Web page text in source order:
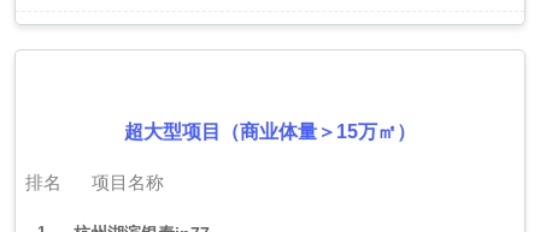
超大型项目（商业体量＞15万㎡）
排名 项目名称